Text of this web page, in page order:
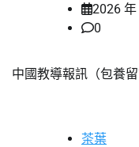
2026 年
0
中國教導報訊（包養
茶葉